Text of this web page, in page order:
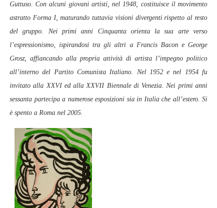
Guttuso. Con alcuni giovani artisti, nel 1948, costituisce il movimento
astratto Forma I, maturando tuttavia visioni divergenti rispetto al resto
del gruppo. Nei primi anni Cinquanta orienta la sua arte verso
l’espressionismo, ispirandosi tra gli altri a Francis Bacon e George
Grosz, affiancando alla propria attività di artista l’impegno politico
all’interno del Partito Comunista Italiano. Nel 1952 e nel 1954 fu
invitato alla XXVI ed alla XXVII Biennale di Venezia. Nei primi anni
sessanta partecipa a numerose esposizioni sia in Italia che all’estero. Si
è spento a Roma nel 2005.